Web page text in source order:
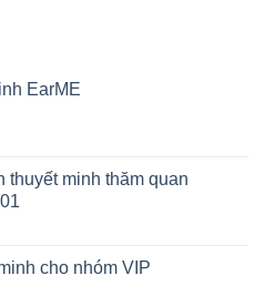
EarME
thuyết minh thăm quan
cho nhóm VIP